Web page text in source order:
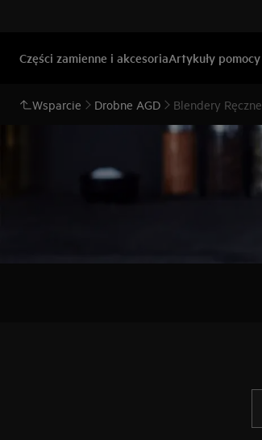
Części zamienne i akcesoriaArtykuły pomocy
Wsparcie Drobne AGD Blendery Ręczne